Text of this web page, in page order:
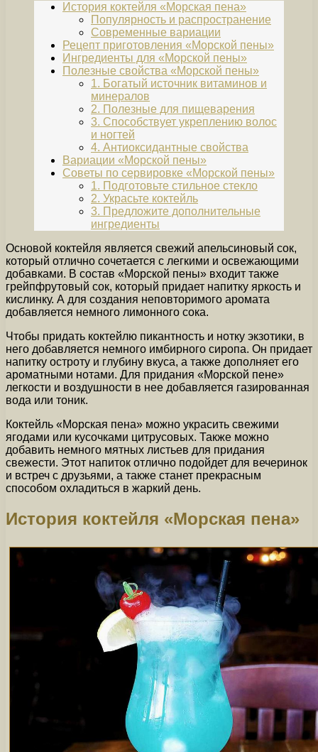
История коктейля «Морская пена»
Популярность и распространение
Современные вариации
Рецепт приготовления «Морской пены»
Ингредиенты для «Морской пены»
Полезные свойства «Морской пены»
1. Богатый источник витаминов и
минералов
2. Полезные для пищеварения
3. Способствует укреплению волос
и ногтей
4. Антиоксидантные свойства
Вариации «Морской пены»
Советы по сервировке «Морской пены»
1. Подготовьте стильное стекло
2. Украсьте коктейль
3. Предложите дополнительные
ингредиенты
Основой коктейля является свежий апельсиновый сок,
который отлично сочетается с легкими и освежающими
добавками. В состав «Морской пены» входит также
грейпфрутовый сок, который придает напитку яркость и
кислинку. А для создания неповторимого аромата
добавляется немного лимонного сока.
Чтобы придать коктейлю пикантность и нотку экзотики, в
него добавляется немного имбирного сиропа. Он придает
напитку остроту и глубину вкуса, а также дополняет его
ароматными нотами. Для придания «Морской пене»
легкости и воздушности в нее добавляется газированная
вода или тоник.
Коктейль «Морская пена» можно украсить свежими
ягодами или кусочками цитрусовых. Также можно
добавить немного мятных листьев для придания
свежести. Этот напиток отлично подойдет для вечеринок
и встреч с друзьями, а также станет прекрасным
способом охладиться в жаркий день.
История коктейля «Морская пена»